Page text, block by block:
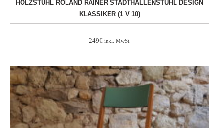
HOLZSTUHL ROLAND RAINER STADTHALLENSTUHL DESIGN
KLASSIKER (1 V 10)
249€ inkl. MwSt.